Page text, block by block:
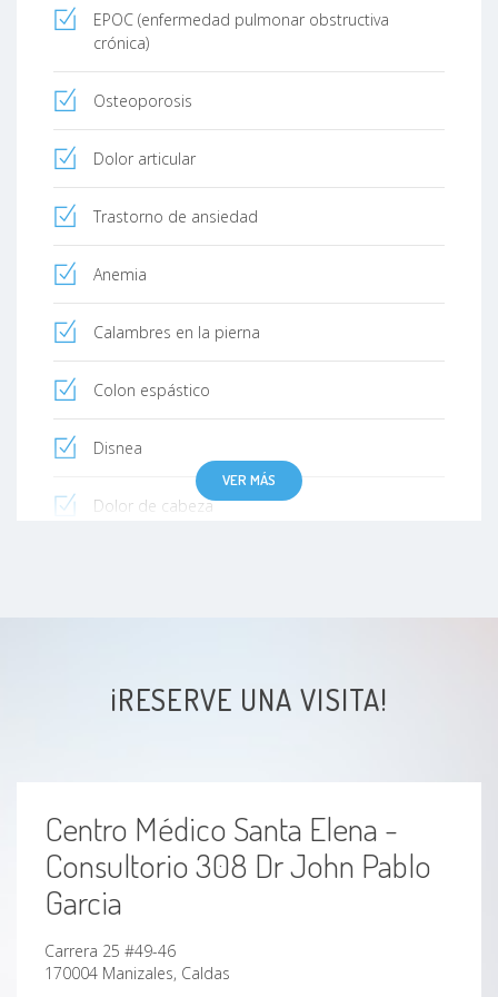
EPOC (enfermedad pulmonar obstructiva
crónica)
Osteoporosis
Dolor articular
Trastorno de ansiedad
Anemia
Calambres en la pierna
Colon espástico
Disnea
Dolor de cabeza
Hemangioma plano
Hematuria
Hipertensión arterial
VER MÁS
¡RESERVE UNA VISITA!
Centro Médico Santa Elena -
Consultorio 308 Dr John Pablo
Garcia
Carrera 25 #49-46
170004 Manizales, Caldas